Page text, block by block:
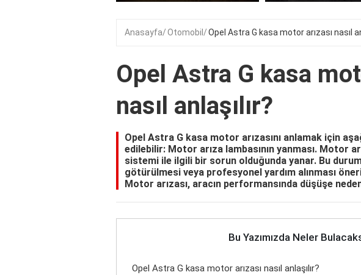
Anasayfa Otomobil Opel Astra G kasa motor arızası nasıl
Opel Astra G kasa
nasıl anlaşılır?
Opel Astra G kasa motor arızasını anlamak için
edilebilir: Motor arıza lambasının yanması. Motor
sistemi ile ilgili bir sorun olduğunda yanar. Bu
götürülmesi veya profesyonel yardım alınması
Motor arızası, aracın performansında düşüşe
Bu Yazımızda Neler
Opel Astra G kasa motor arızası nasıl anlaşılır?